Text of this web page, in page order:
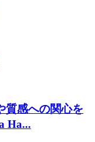
質感への関心を
Ha...